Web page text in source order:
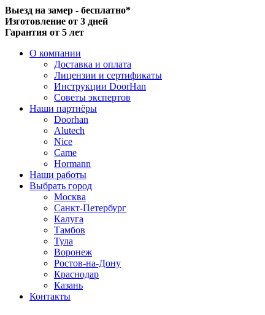
Выезд на замер - бесплатно*
Изготовление от 3 дней
Гарантия от 5 лет
О компании
Доставка и оплата
Лицензии и сертификаты
Инструкции DoorHan
Советы экспертов
Наши партнёры
Doorhan
Alutech
Nice
Came
Hormann
Наши работы
Выбрать город
Москва
Санкт-Петербург
Калуга
Тамбов
Тула
Воронеж
Ростов-на-Дону
Краснодар
Казань
Контакты